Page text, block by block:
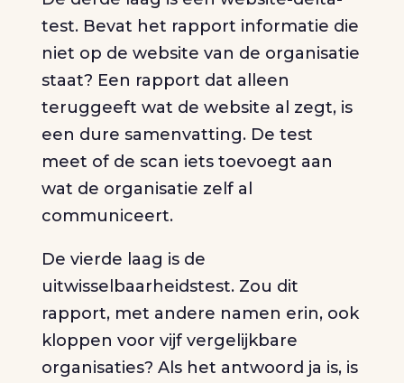
test. Bevat het rapport informatie die
niet op de website van de organisatie
staat? Een rapport dat alleen
teruggeeft wat de website al zegt, is
een dure samenvatting. De test
meet of de scan iets toevoegt aan
wat de organisatie zelf al
communiceert.
De vierde laag is de
uitwisselbaarheidstest. Zou dit
rapport, met andere namen erin, ook
kloppen voor vijf vergelijkbare
organisaties? Als het antwoord ja is, is